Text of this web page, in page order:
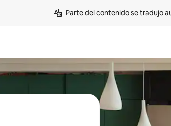
Parte del contenido se tradujo